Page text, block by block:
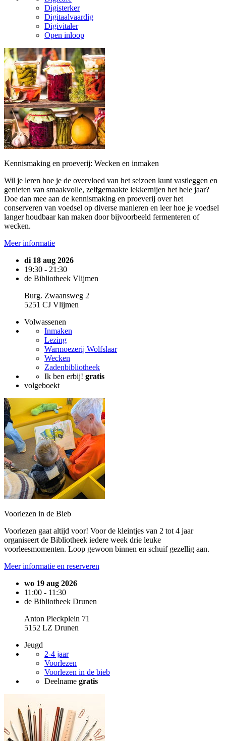
Digisterker
Digitaalvaardig
Digivitaler
Open inloop
Kennismaking en proeverij: Wecken en inmaken
Wil je leren hoe je de overvloed van het seizoen kunt vastleggen en
genieten van smaakvolle, zelfgemaakte lekkernijen het hele jaar?
Doe dan mee aan de kennismaking en proeverij over het
conserveren van voedsel op diverse manieren en leer hoe je voedsel
langer houdbaar kan maken door bijvoorbeeld fermenteren of
wecken.
Meer informatie
di 18 aug 2026
19:30 - 21:30
de Bibliotheek Vlijmen
Burg. Zwaansweg 2
5251 CJ Vlijmen
Volwassenen
Inmaken
Lezing
Warmoezerij Wolfslaar
Wecken
Zadenbibliotheek
Ik ben erbij! gratis
volgeboekt
Voorlezen in de Bieb
Voorlezen gaat altijd voor! Voor de kleintjes van 2 tot 4 jaar
organiseert de Bibliotheek iedere week drie leuke
voorleesmomenten. Loop gewoon binnen en schuif gezellig aan.
Meer informatie en reserveren
wo 19 aug 2026
11:00 - 11:30
de Bibliotheek Drunen
Anton Pieckplein 71
5152 LZ Drunen
Jeugd
2-4 jaar
Voorlezen
Voorlezen in de bieb
Deelname gratis